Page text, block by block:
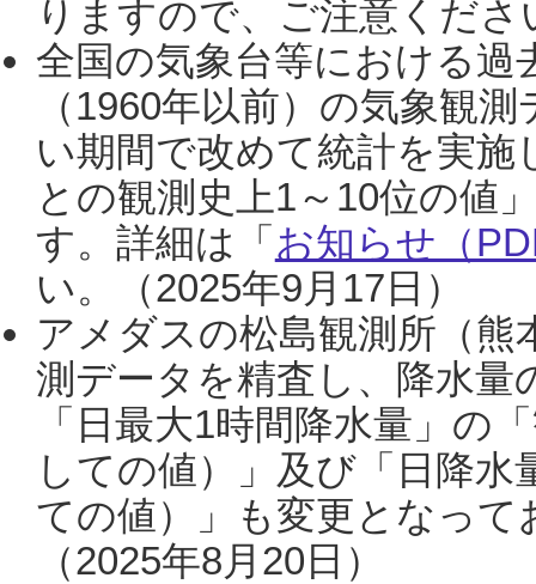
りますので、ご注意くだ
全国の気象台等における過
（1960年以前）の気象観
い期間で改めて統計を実
との観測史上1～10位の値
す。詳細は「 お知らせ（
い。（2025年9月17日）
アメダスの松島観測所（熊
測データを精査し、降水
「日最大1時間降水量」の
しての値）」及び「日降
ての値）」も変更となっ
（2025年8月20日）